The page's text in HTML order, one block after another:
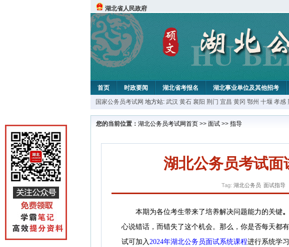
湖北省人民政府
首页 时政要闻 湖北省考报名 湖北事业单位及其他招考
国家公务员考试网 地方站: 武汉 黄石 襄阳 荆门 宜昌 黄冈 鄂州 十堰 孝感
您的当前位置： 湖北公务员考试网首页 >> 面试 >> 指导
湖北公务员考试
Tag: 湖北公务员 面试指导
本期为各位考生带来了培养解决问题能力的关键。
心说错话，而错失了这个机会。那么，你是否每天都
试可加入2024年湖北公务员面试系统课程进行系统学